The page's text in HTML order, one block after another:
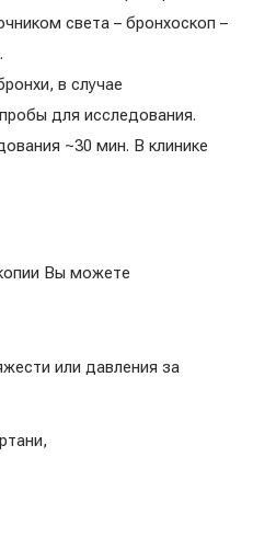
света – бронхоскоп –
в случае
для исследования.
~30 мин. В клинике
Вы можете
или давления за